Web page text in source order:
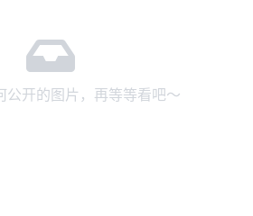
公开的图片，再等等看吧～